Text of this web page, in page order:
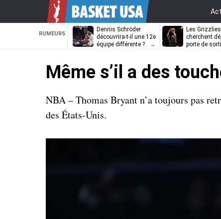
RUMEURS
Dennis Schröder
découvrira-t-il une 12e
équipe différente ?
Les Grizzlies
cherchent
porte de
Même s’il a des
NBA – Thomas Bryant n’a toujours pas
des États-Unis.